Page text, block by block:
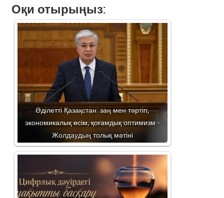
Оқи отырыңыз:
Әділетті Қазақстан: заң мен тәртіп,
экономикалық өсім, қоғамдық оптимизм -
Жолдаудың толық мәтіні